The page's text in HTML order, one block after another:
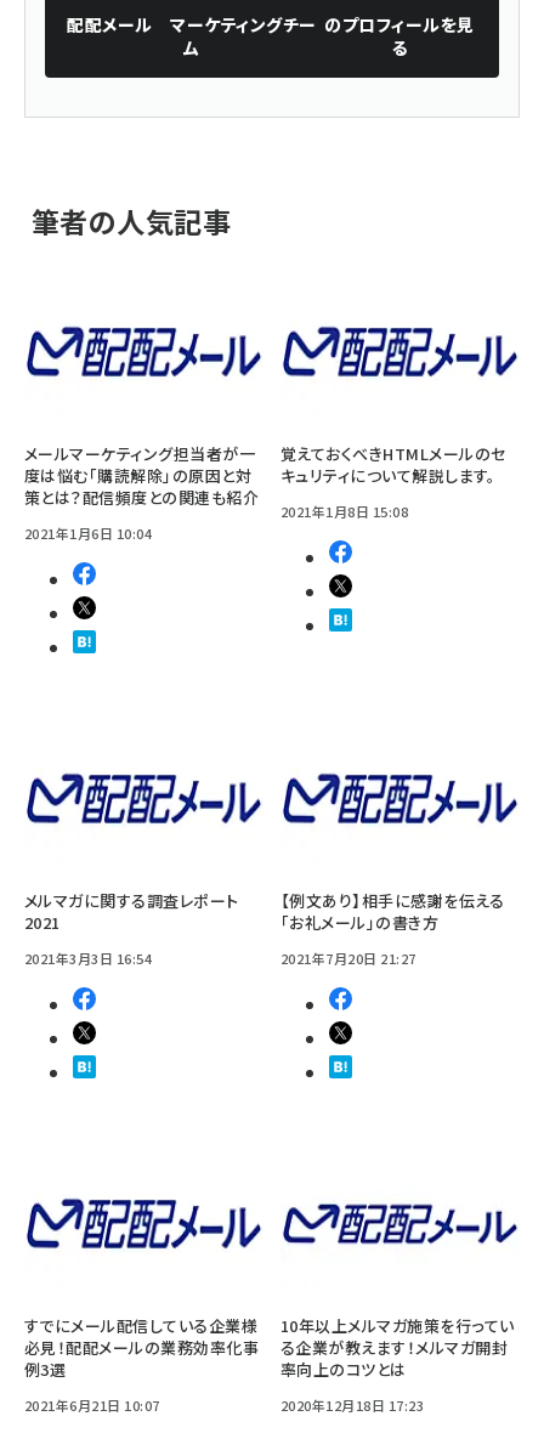
配配メール マーケティングチー
ム
のプロフィールを見
る
筆者の人気記事
メールマーケティング担当者が一
度は悩む「購読解除」の原因と対
策とは？配信頻度との関連も紹介
2021年1月6日 10:04
覚えておくべきHTMLメールのセ
キュリティについて解説します。
2021年1月8日 15:08
メルマガに関する調査レポート
2021
2021年3月3日 16:54
【例文あり】相手に感謝を伝える
「お礼メール」の書き方
2021年7月20日 21:27
すでにメール配信している企業様
必見！配配メールの業務効率化事
例3選
2021年6月21日 10:07
10年以上メルマガ施策を行ってい
る企業が教えます！メルマガ開封
率向上のコツとは
2020年12月18日 17:23